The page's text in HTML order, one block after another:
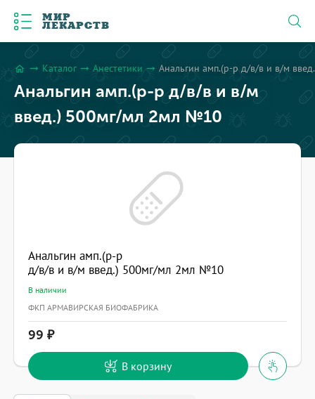
МИР
ЛЕКАРСТВ
home arrow_right_alt Каталог arrow_right_alt Анестетики arrow_right_alt Анальгин амп.(р-р д/в/в и в/м
Анальгин амп.(р-р д/в/в и в/м
введ.) 500мг/мл 2мл №10
Анальгин амп.(р-р
д/в/в и в/м введ.) 500мг/мл 2мл №10
В наличии
ФКП АРМАВИРСКАЯ БИОФАБРИКА
99
В корзину